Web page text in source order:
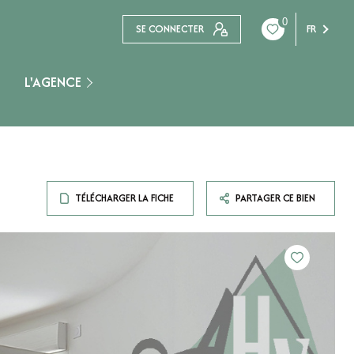
SE CONNECTER 0 FR
L'AGENCE
TÉLÉCHARGER LA FICHE PARTAGER CE BIEN